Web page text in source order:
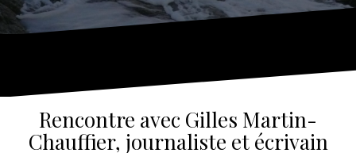
Rencontre avec Gilles Martin-
Chauffier, journaliste et écrivain